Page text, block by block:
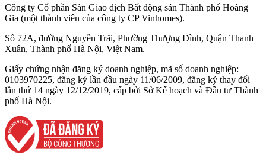
Công ty Cổ phần Sàn Giao dịch Bất động sản Thành phố Hoàng
Gia (một thành viên của công ty CP Vinhomes).
Số 72A, đường Nguyễn Trãi, Phường Thượng Đình, Quận Thanh
Xuân, Thành phố Hà Nội, Việt Nam.
Giấy chứng nhận đăng ký doanh nghiệp, mã số doanh nghiệp:
0103970225, đăng ký lần đầu ngày 11/06/2009, đăng ký thay đổi
lần thứ 14 ngày 12/12/2019, cấp bởi Sở Kế hoạch và Đầu tư Thành
phố Hà Nội.